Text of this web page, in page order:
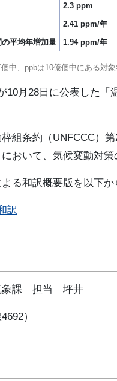
2.3 ppm
2.41 ppm/年
平均年増加量
1.94 ppm/年
中、ppbは10億個中にある対象
月28日に公表した「
組条約（UNFCCC）
おいて、気候変動対策
る和訳概要版を以下か
訳
象課 担当 坪井
）